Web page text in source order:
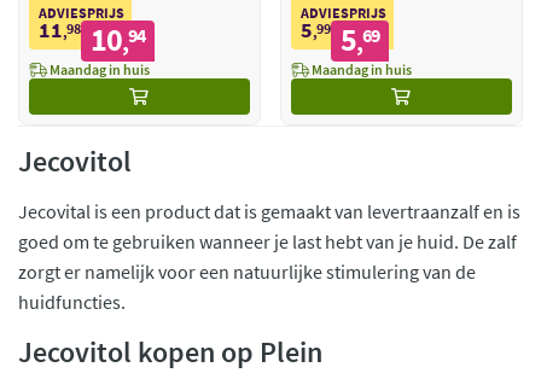
ADVIESPRIJS
11,98 10,94
Maandag in huis
ADVIESPRIJS
5,99 5,69
Maandag in huis
Jecovitol
Jecovital is een product dat is gemaakt van levertraanzalf en is
goed om te gebruiken wanneer je last hebt van je huid. De zalf
zorgt er namelijk voor een natuurlijke stimulering van de
huidfuncties.
Jecovitol kopen op Plein